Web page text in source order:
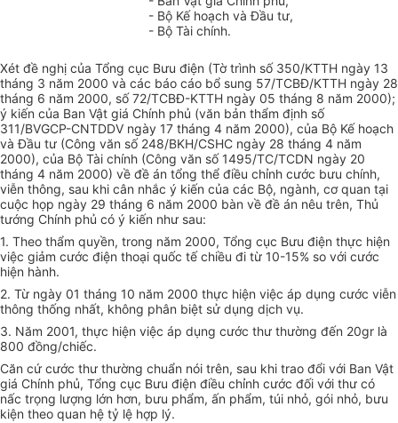
- Bộ Kế hoạch và Đầu tư,
- Bộ Tài chính.
Xét đề nghị của Tổng cục Bưu điện (Tờ trình số 350/KTTH ngày 13
tháng 3 năm 2000 và các báo cáo bổ sung 57/TCBĐ/KTTH ngày 28
tháng 6 năm 2000, số 72/TCBĐ-KTTH ngày 05 tháng 8 năm 2000);
ý kiến của Ban Vật giá Chính phủ (văn bản thẩm định số
311/BVGCP-CNTDDV ngày 17 tháng 4 năm 2000), của Bộ Kế hoạch
và Đầu tư (Công văn số 248/BKH/CSHC ngày 28 tháng 4 năm
2000), của Bộ Tài chính (Công văn số 1495/TC/TCDN ngày 20
tháng 4 năm 2000) về đề án tổng thể điều chỉnh cước bưu chính,
viễn thông, sau khi cân nhắc ý kiến của các Bộ, ngành, cơ quan tại
cuộc họp ngày 29 tháng 6 năm 2000 bàn về đề án nêu trên, Thủ
tướng Chính phủ có ý kiến như sau:
1. Theo thẩm quyền, trong năm 2000, Tổng cục Bưu điện thực hiện
việc giảm cước điện thoại quốc tế chiều đi từ 10-15% so với cước
hiện hành.
2. Từ ngày 01 tháng 10 năm 2000 thực hiện việc áp dụng cước viễn
thông thống nhất, không phân biệt sử dụng dịch vụ.
3. Năm 2001, thực hiện việc áp dụng cước thư thường đến 20gr là
800 đồng/chiếc.
Căn cứ cước thư thường chuẩn nói trên, sau khi trao đổi với Ban Vật
giá Chính phủ, Tổng cục Bưu điện điều chỉnh cước đối với thư có
nấc trọng lượng lớn hơn, bưu phẩm, ấn phẩm, túi nhỏ, gói nhỏ, bưu
kiện theo quan hệ tỷ lệ hợp lý.